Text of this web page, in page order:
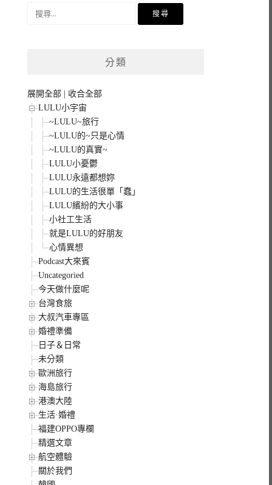
分類
展開全部
收合全部
LULU小宇宙
~LULU~旅行
~LULU的~只是心情
~LULU的真實~
LULU小憂鬱
LULU永遠都想妳
LULU的生活很單「蠢」
LULU繽紛的大小事
小社工生活
就是LULU的好朋友
心情異想
Podcast大來賓
Uncategoried
今天做什麼呢
台灣食旅
大叔汽車專區
婚禮準備
日子＆日常
未分類
歐洲旅行
海島旅行
港澳大陸
生活·婚禮
福建OPPO專欄
精選文章
航空體驗
關於我們